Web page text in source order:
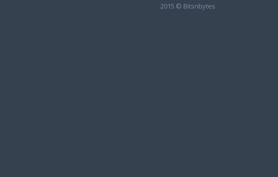
2015 © Bitsnbytes